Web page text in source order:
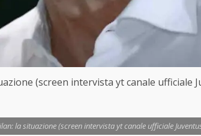
(screen intervista yt canale ufficiale
la situazione (screen intervista yt canale ufficiale